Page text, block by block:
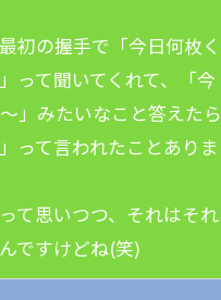
初の握手で「今日何枚く
って聞いてくれて、「今
」みたいなこと答えたら
」って言われたことありま
て思いつつ、それはそれ
ですけどね(笑)